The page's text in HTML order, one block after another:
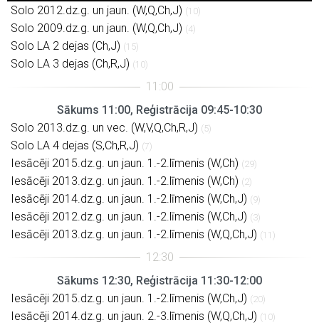
Solo 2012.dz.g. un jaun. (W,Q,Ch,J) (10)
Solo 2009.dz.g. un jaun. (W,Q,Ch,J) (4)
Solo LA 2 dejas (Ch,J) (15)
Solo LA 3 dejas (Ch,R,J) (10)
Sākums 11:00, Reģistrācija 09:45-10:30
Solo 2013.dz.g. un vec. (W,V,Q,Ch,R,J) (5)
Solo LA 4 dejas (S,Ch,R,J) (7)
Iesācēji 2015.dz.g. un jaun. 1.-2.līmenis (W,Ch) (29)
Iesācēji 2013.dz.g. un jaun. 1.-2.līmenis (W,Ch) (2)
Iesācēji 2014.dz.g. un jaun. 1.-2.līmenis (W,Ch,J) (9)
Iesācēji 2012.dz.g. un jaun. 1.-2.līmenis (W,Ch,J) (3)
Iesācēji 2013.dz.g. un jaun. 1.-2.līmenis (W,Q,Ch,J) (11)
Sākums 12:30, Reģistrācija 11:30-12:00
Iesācēji 2015.dz.g. un jaun. 1.-2.līmenis (W,Ch,J) (20)
Iesācēji 2014.dz.g. un jaun. 2.-3.līmenis (W,Q,Ch,J) (10)